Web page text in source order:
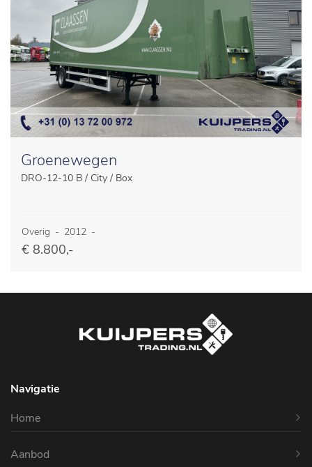
Groenewegen
DRO-12-10 B / City / Box
Overig - 2012 -
€ 8.800,-
Navigatie
Home
Aanbod